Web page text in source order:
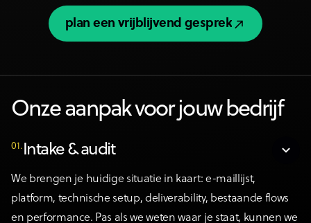
plan een vrijblijvend gesprek
plan een vrijblijvend gesprek
Onze aanpak voor jouw bedrijf
01. Intake & audit
We brengen je huidige situatie in kaart: e-maillijst,
platform, technische setup, deliverability, bestaande flows
en performance. Pas als we weten waar je staat, kunnen we